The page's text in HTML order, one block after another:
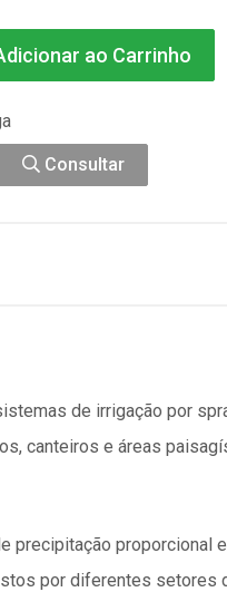
ao Carrinho
Consultar
de irrigação por
canteiros e áreas
precipitação proporcional
por diferentes setores